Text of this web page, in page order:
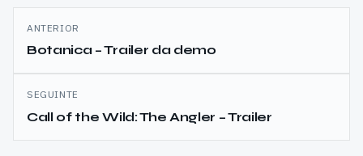
Navegação
de
artigos
ANTERIOR
Botanica – Trailer da demo
SEGUINTE
Call of the Wild: The Angler – Trailer